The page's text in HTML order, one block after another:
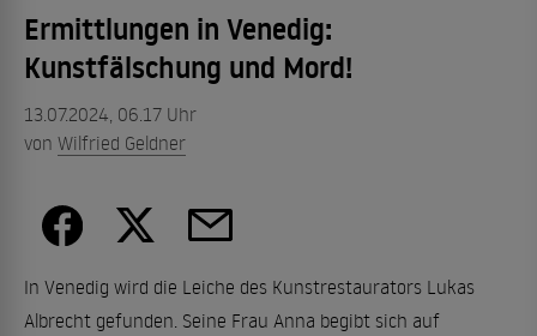
Ermittlungen in Venedig:
Kunstfälschung und Mord!
13.07.2024, 06.17 Uhr
von Wilfried Geldner
In Venedig wird die Leiche des Kunstrestaurators Lukas
Albrecht gefunden. Seine Frau Anna begibt sich auf